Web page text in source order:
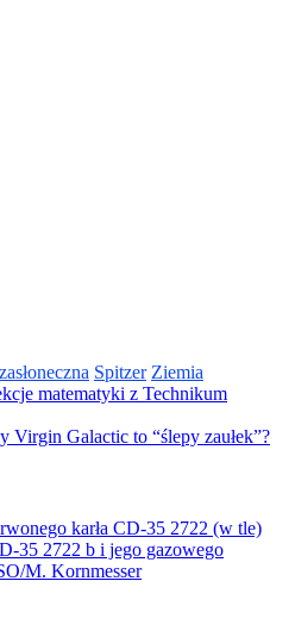
Spitzer Ziemia
matematyki z Technikum
Virgin Galactic to “ślepy zaułek”?